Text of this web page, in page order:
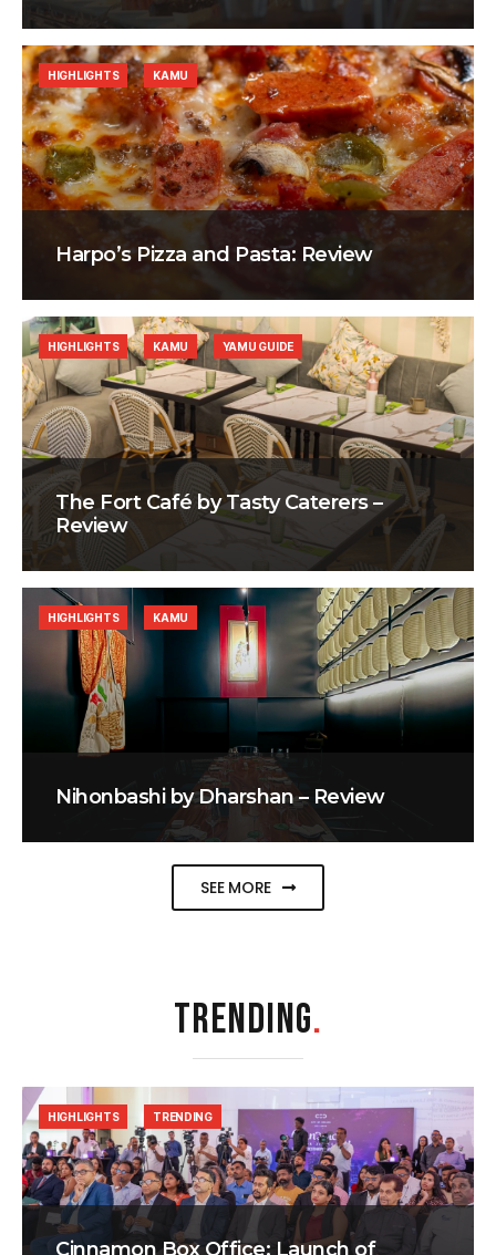
Harpo’s Pizza and Pasta: Review
HIGHLIGHTS KAMU
The Fort Café by Tasty Caterers –
Review
HIGHLIGHTS KAMU YAMU GUIDE
Nihonbashi by Dharshan – Review
HIGHLIGHTS KAMU
SEE MORE
TRENDING.
Cinnamon Box Office: Launch of
HIGHLIGHTS TRENDING